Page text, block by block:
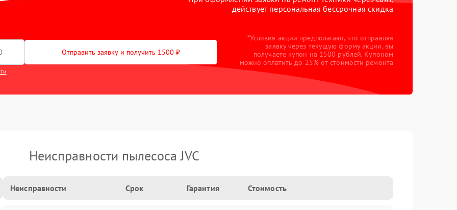
действует персональная бессрочная скидка
Отправить заявку и получить 1500 ₽
*Условия акции предполагают, что отправляя
заявку через текущую форму акции, вы
получаете купон на 1500 рублей. Купоном
можно оплатить до 25% от стоимости ремонта
Неисправности пылесоса JVC
Неисправности Срок Гарантия Стоимость